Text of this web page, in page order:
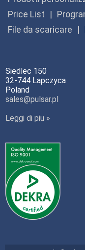
Price List
File da scaricare
Siedlec 150
32-744 Lapczyca
Poland
sales@pulsar.pl
Leggi di piu »